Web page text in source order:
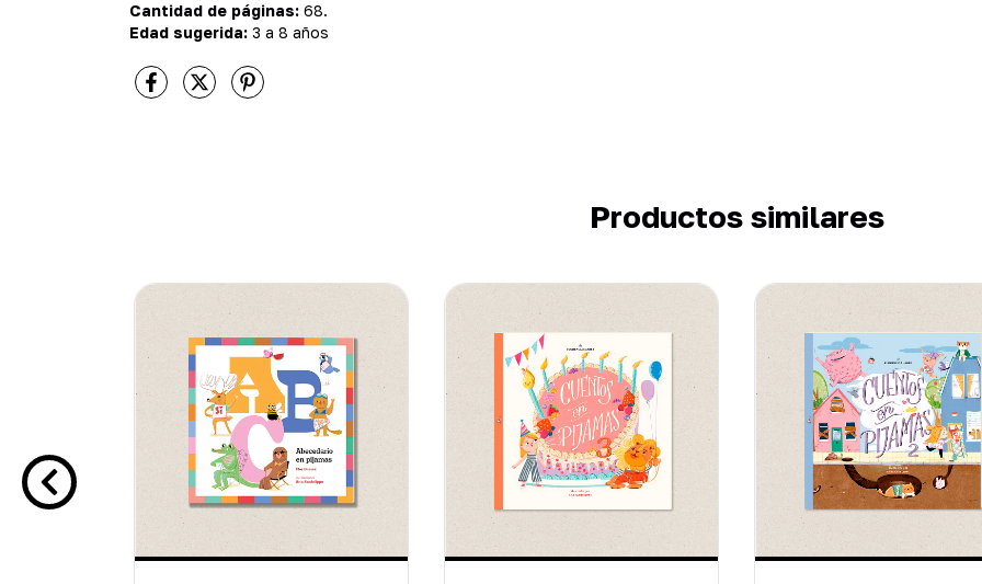
Cantidad de páginas: 68.
Edad sugerida: 3 a 8 años
Productos similares